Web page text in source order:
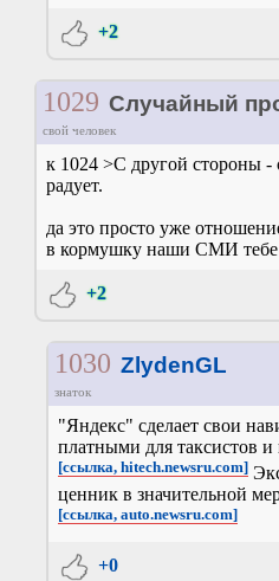
+2
1029 Случайный
свой человек
к 1024 >С другой стороны -
радует.
да это просто уже
в кормушку наши СМИ тебе
+2
1030 ZlydenGL
знаток
"Яндекс" сделает свои
платными для таксистов и
[ссылка, hitech.newsru.com]
ценник в значительной
[ссылка, auto.newsru.com]
+0